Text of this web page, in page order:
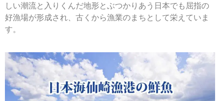
しい潮流と入りくんだ地形とぶつかりあう日本でも屈指の
好漁場が形成され、古くから漁業のまちとして栄えていま
す。